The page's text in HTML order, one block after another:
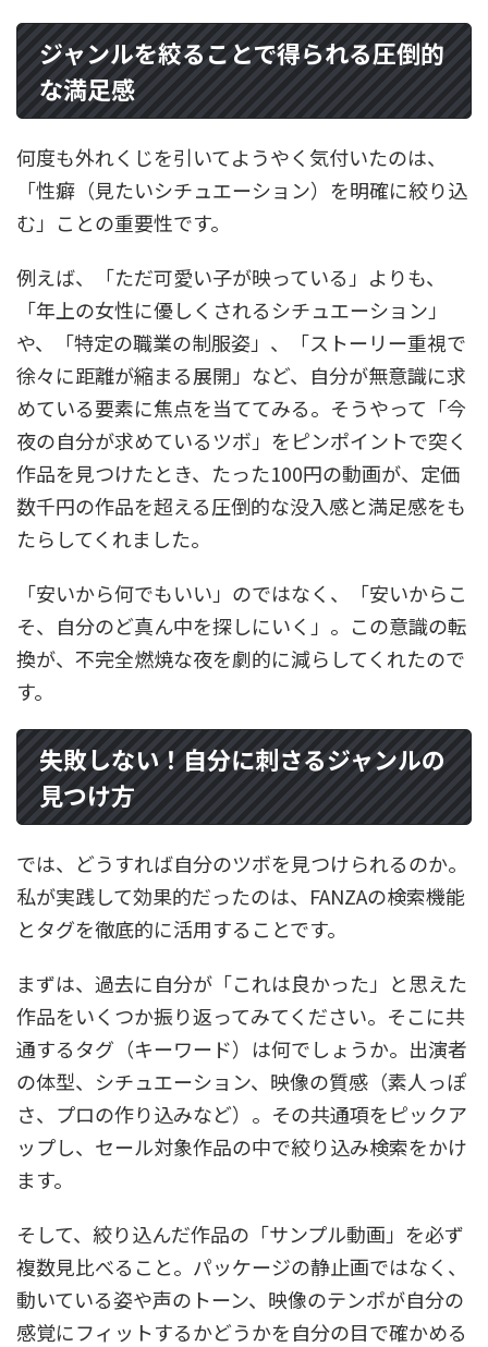
ジャンルを絞ることで得られる圧倒的
な満足感
何度も外れくじを引いてようやく気付いたのは、
「性癖（見たいシチュエーション）を明確に絞り込
む」ことの重要性です。
例えば、「ただ可愛い子が映っている」よりも、
「年上の女性に優しくされるシチュエーション」
や、「特定の職業の制服姿」、「ストーリー重視で
徐々に距離が縮まる展開」など、自分が無意識に求
めている要素に焦点を当ててみる。そうやって「今
夜の自分が求めているツボ」をピンポイントで突く
作品を見つけたとき、たった100円の動画が、定価
数千円の作品を超える圧倒的な没入感と満足感をも
たらしてくれました。
「安いから何でもいい」のではなく、「安いからこ
そ、自分のど真ん中を探しにいく」。この意識の転
換が、不完全燃焼な夜を劇的に減らしてくれたので
す。
失敗しない！自分に刺さるジャンルの
見つけ方
では、どうすれば自分のツボを見つけられるのか。
私が実践して効果的だったのは、FANZAの検索機能
とタグを徹底的に活用することです。
まずは、過去に自分が「これは良かった」と思えた
作品をいくつか振り返ってみてください。そこに共
通するタグ（キーワード）は何でしょうか。出演者
の体型、シチュエーション、映像の質感（素人っぽ
さ、プロの作り込みなど）。その共通項をピックア
ップし、セール対象作品の中で絞り込み検索をかけ
ます。
そして、絞り込んだ作品の「サンプル動画」を必ず
複数見比べること。パッケージの静止画ではなく、
動いている姿や声のトーン、映像のテンポが自分の
感覚にフィットするかどうかを自分の目で確かめる